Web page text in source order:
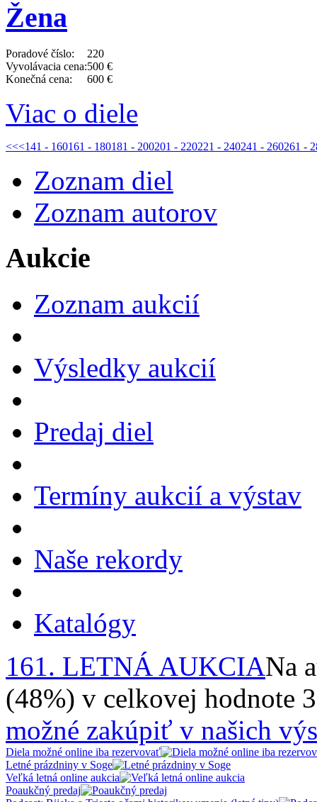
Žena
Poradové číslo:
220
Vyvolávacia cena:500 €
Konečná cena:
600 €
Viac o diele
<<<141 - 160161 - 180181 - 200201 - 220221 - 240241 - 260261 -
Zoznam diel
Zoznam autorov
Aukcie
Zoznam aukcií
Výsledky aukcií
Predaj diel
Termíny aukcií a výstav
Naše rekordy
Katalógy
161. LETNÁ AUKCIANa
(48%) v celkovej hodnote
možné zakúpiť v našich
Diela možné online iba rezervovať
Letné prázdniny v Soge
Veľká letná online aukcia
Poaukčný predaj